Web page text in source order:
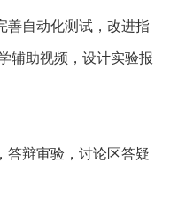
善自动化测试，改进指
辅助视频，设计实验报
答辩审验，讨论区答疑